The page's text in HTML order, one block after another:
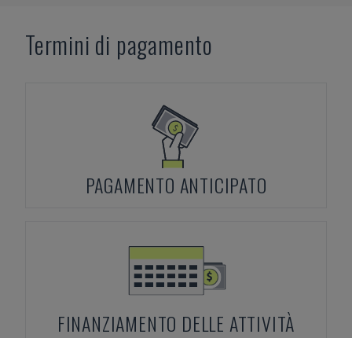
Termini di pagamento
PAGAMENTO ANTICIPATO
FINANZIAMENTO DELLE ATTIVITÀ